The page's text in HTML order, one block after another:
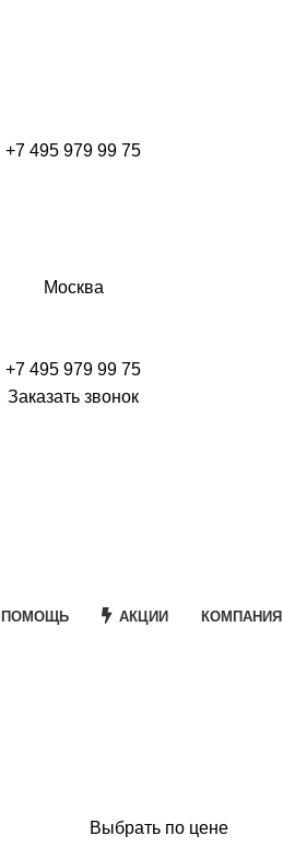
+7 495 979 99 75
Москва
+7 495 979 99 75
Заказать звонок
ПОМОЩЬ АКЦИИ КОМПАНИЯ
Выбрать по цене